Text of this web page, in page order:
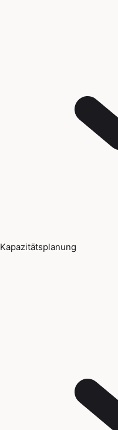
Kapazitätsplanung